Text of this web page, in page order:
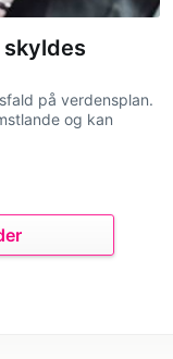
på verdensplan.
og kan